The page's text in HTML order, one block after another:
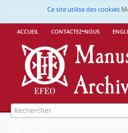
Ce site utilise des cookies
accueil contactez-nous